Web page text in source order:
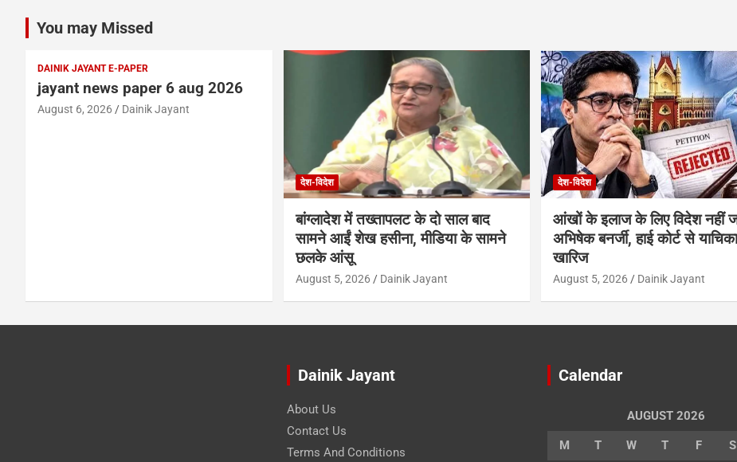
You may Missed
DAINIK JAYANT E-PAPER
jayant news paper 6 aug 2026
August 6, 2026 Dainik Jayant
देश-विदेश
बांग्लादेश में तख्तापलट के दो साल बाद
सामने आईं शेख हसीना, मीडिया के सामने
छलके आंसू
August 5, 2026 Dainik Jayant
देश-विदेश
आंखों के इलाज के लिए विदेश नहीं
अभिषेक बनर्जी, हाई कोर्ट से याचिका
खारिज
August 5, 2026 Dainik Jayant
Dainik Jayant
About Us
Contact Us
Terms And Conditions
Calendar
AUGUST 2026
M T W T F S